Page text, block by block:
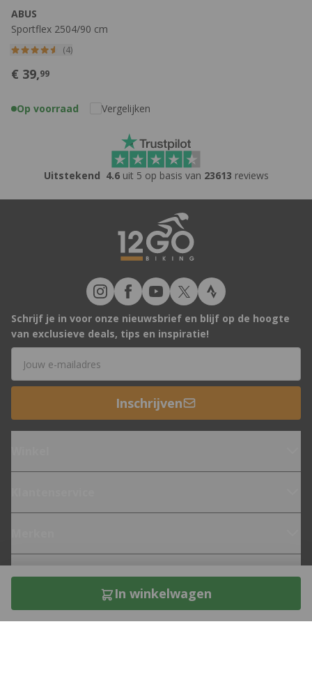
In winkelwagen
ABUS
Sportflex 2504/90 cm
Kabelslot
(4)
€ 39,99
Op voorraad Vergelijken
Uitstekend 4.6uit 5 op basis van 23613 reviews
Schrijf je in voor onze nieuwsbrief en blijf op de hoogte
van exclusieve deals, tips en inspiratie!
Inschrijven
Fietsen